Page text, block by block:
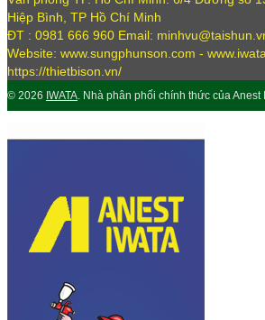
Hiệp Bình, TP Hồ Chí Minh
ĐT : 0981 666 960 Email:
Website: www.sungphunson.com -
https://thietbison.vn/
© 2026 IWATA. Nhà phân phối chính thức của Anest